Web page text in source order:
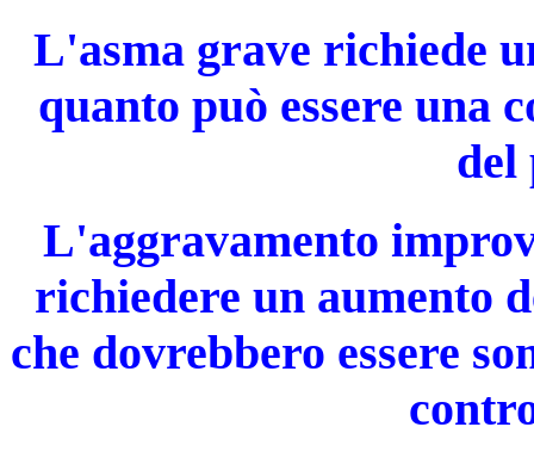
L'asma grave richiede
quanto può essere una
del
L'aggravamento
richiedere un aumento
che dovrebbero essere